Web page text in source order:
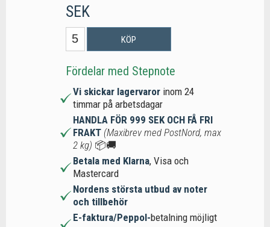
SEK
KÖP
Fördelar med Stepnote
Vi skickar lagervaror inom 24
timmar på arbetsdagar
HANDLA FÖR 999 SEK OCH FÅ FRI
FRAKT (Maxibrev med PostNord, max
2 kg) 📦🚚
Betala med Klarna, Visa och
Mastercard
Nordens största utbud av noter
och tillbehör
E-faktura/Peppol-betalning möjligt